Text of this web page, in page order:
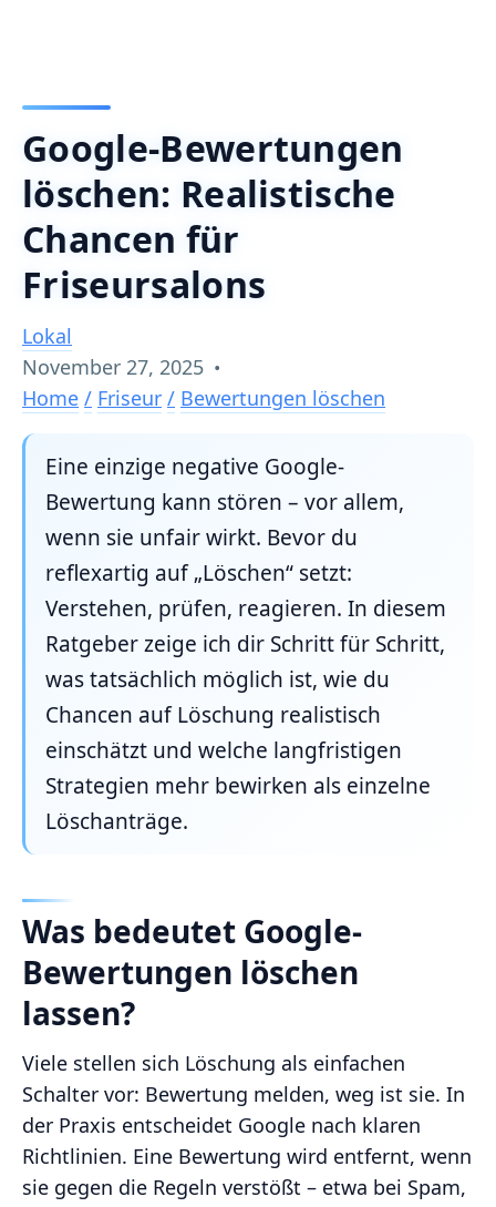
Google-Bewertungen
löschen: Realistische
Chancen für
Friseursalons
Lokal
November 27, 2025 •
Home / Friseur / Bewertungen löschen
Eine einzige negative Google-
Bewertung kann stören – vor allem,
wenn sie unfair wirkt. Bevor du
reflexartig auf „Löschen“ setzt:
Verstehen, prüfen, reagieren. In diesem
Ratgeber zeige ich dir Schritt für Schritt,
was tatsächlich möglich ist, wie du
Chancen auf Löschung realistisch
einschätzt und welche langfristigen
Strategien mehr bewirken als einzelne
Löschanträge.
Was bedeutet Google-
Bewertungen löschen
lassen?
Viele stellen sich Löschung als einfachen
Schalter vor: Bewertung melden, weg ist sie. In
der Praxis entscheidet Google nach klaren
Richtlinien. Eine Bewertung wird entfernt, wenn
sie gegen die Regeln verstößt – etwa bei Spam,